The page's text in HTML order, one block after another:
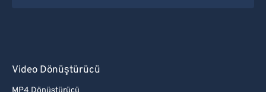
Video Dönüştürücü